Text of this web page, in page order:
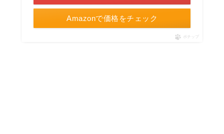
Amazonで価格をチェック
ポチップ